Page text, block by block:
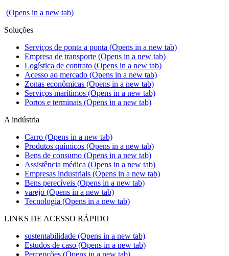
(Opens in a new tab)
Soluções
Serviços de ponta a ponta (Opens in a new tab)
Empresa de transporte (Opens in a new tab)
Logística de contrato (Opens in a new tab)
Acesso ao mercado (Opens in a new tab)
Zonas econômicas (Opens in a new tab)
Serviços marítimos (Opens in a new tab)
Portos e terminais (Opens in a new tab)
A indústria
Carro (Opens in a new tab)
Produtos químicos (Opens in a new tab)
Bens de consumo (Opens in a new tab)
Assistência médica (Opens in a new tab)
Empresas industriais (Opens in a new tab)
Bens perecíveis (Opens in a new tab)
varejo (Opens in a new tab)
Tecnologia (Opens in a new tab)
LINKS DE ACESSO RÁPIDO
sustentabilidade (Opens in a new tab)
Estudos de caso (Opens in a new tab)
Percepções (Opens in a new tab)